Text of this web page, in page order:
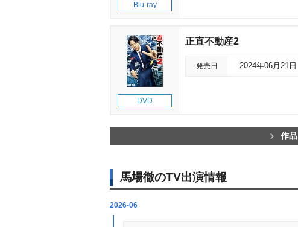
Blu-ray
DVD
正直不動産2
発売日 2024年06月21日
作
馬場徹のTV出演情報
2026-06